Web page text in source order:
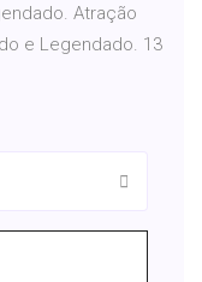
Atração
e Legendado. 13